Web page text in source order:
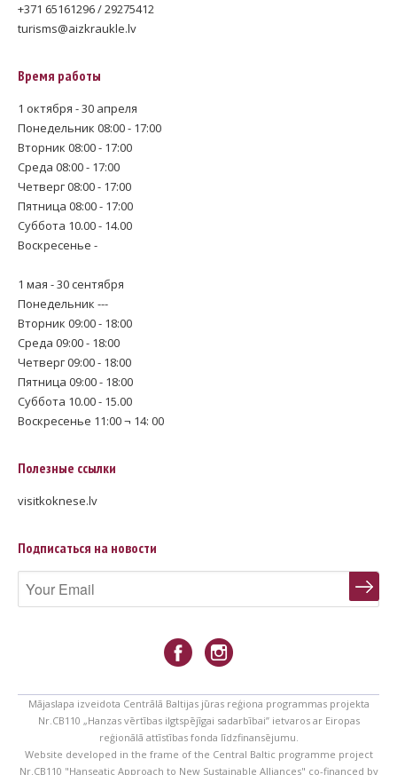
+371 65161296 / 29275412
turisms@aizkraukle.lv
Время работы
1 октября - 30 апреля
Понедельник 08:00 - 17:00
Вторник 08:00 - 17:00
Среда 08:00 - 17:00
Четверг 08:00 - 17:00
Пятница 08:00 - 17:00
Суббота 10.00 - 14.00
Воскресенье -
1 мая - 30 сентября
Понедельник ---
Вторник 09:00 - 18:00
Среда 09:00 - 18:00
Четверг 09:00 - 18:00
Пятница 09:00 - 18:00
Суббота 10.00 - 15.00
Воскресенье 11:00 ¬ 14: 00
Полезные ссылки
visitkoknese.lv
Подписаться на новости
Mājaslapa izveidota Centrālā Baltijas jūras reģiona programmas projekta
Nr.CB110 „Hanzas vērtības ilgtspējīgai sadarbībai” ietvaros ar Eiropas
reģionālā attīstības fonda līdzfinansējumu.
Website developed in the frame of the Central Baltic programme project
Nr.CB110 "Hanseatic Approach to New Sustainable Alliances" co-financed by